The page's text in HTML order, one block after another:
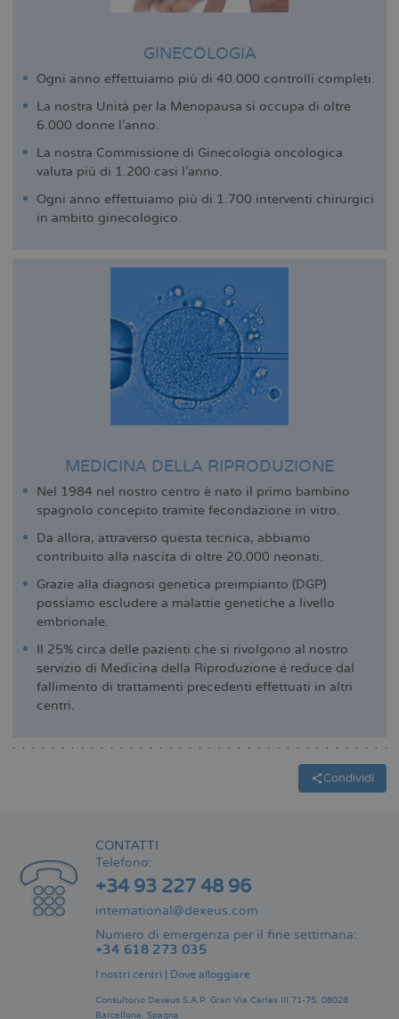
GINECOLOGIA
Ogni anno effettuiamo più di 40.000 controlli completi.
La nostra Unità per la Menopausa si occupa di oltre
6.000 donne l’anno.
La nostra Commissione di Ginecologia oncologica
valuta più di 1.200 casi l’anno.
Ogni anno effettuiamo più di 1.700 interventi chirurgici
in ambito ginecologico.
MEDICINA DELLA RIPRODUZIONE
Nel 1984 nel nostro centro è nato il primo bambino
spagnolo concepito tramite fecondazione in vitro.
Da allora, attraverso questa tecnica, abbiamo
contribuito alla nascita di oltre 20.000 neonati.
Grazie alla diagnosi genetica preimpianto (DGP)
possiamo escludere a malattie genetiche a livello
embrionale.
Il 25% circa delle pazienti che si rivolgono al nostro
servizio di Medicina della Riproduzione è reduce dal
fallimento di trattamenti precedenti effettuati in altri
centri.
Condividi
CONTATTI
Telefono:
+34 93 227 48 96
international@dexeus.com
Numero di emergenza per il fine settimana:
+34 618 273 035
I nostri centri Dove alloggiare
Consultorio Dexeus S.A.P. Gran Via Carles III 71-75. 08028
Barcellona. Spagna